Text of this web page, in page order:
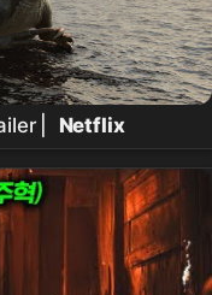
| Netflix